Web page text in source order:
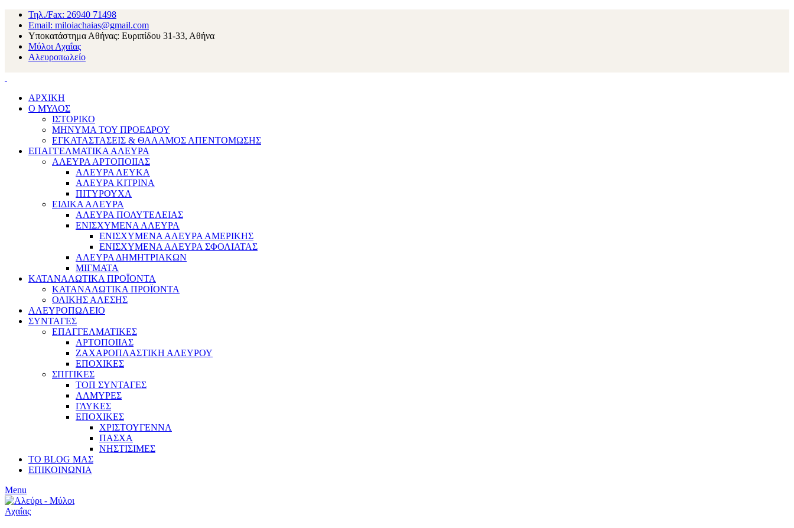
Τηλ./Fax: 26940 71498
Email: miloiachaias@gmail.com
Υποκατάστημα Αθήνας: Ευριπίδου 31-33, Αθήνα
Μύλοι Αχαΐας
Αλευροπωλείο
ΑΡΧΙΚΗ
Ο ΜΥΛΟΣ
ΙΣΤΟΡΙΚΟ
ΜΗΝΥΜΑ ΤΟΥ ΠΡΟΕΔΡΟΥ
ΕΓΚΑΤΑΣΤΑΣΕΙΣ & ΘΑΛΑΜΟΣ ΑΠΕΝΤΟΜΩΣΗΣ
ΕΠΑΓΓΕΛΜΑΤΙΚΑ ΑΛΕΥΡΑ
ΑΛΕΥΡΑ ΑΡΤΟΠΟΙΙΑΣ
ΑΛΕΥΡΑ ΛΕΥΚΑ
ΑΛΕΥΡΑ ΚΙΤΡΙΝΑ
ΠΙΤΥΡΟΥΧΑ
ΕΙΔΙΚΑ ΑΛΕΥΡΑ
ΑΛΕΥΡΑ ΠΟΛΥΤΕΛΕΙΑΣ
ΕΝΙΣΧΥΜΕΝΑ ΑΛΕΥΡΑ
ΕΝΙΣΧΥΜΕΝΑ ΑΛΕΥΡΑ ΑΜΕΡΙΚΗΣ
ΕΝΙΣΧΥΜΕΝΑ ΑΛΕΥΡΑ ΣΦΟΛΙΑΤΑΣ
ΑΛΕΥΡΑ ΔΗΜΗΤΡΙΑΚΩΝ
ΜΙΓΜΑΤΑ
ΚΑΤΑΝΑΛΩΤΙΚΑ ΠΡΟΪΟΝΤΑ
ΚΑΤΑΝΑΛΩΤΙΚΑ ΠΡΟΪΟΝΤΑ
ΟΛΙΚΗΣ ΑΛΕΣΗΣ
ΑΛΕΥΡΟΠΩΛΕΙΟ
ΣΥΝΤΑΓΕΣ
ΕΠΑΓΓΕΛΜΑΤΙΚΕΣ
ΑΡΤΟΠΟΙΙΑΣ
ΖΑΧΑΡΟΠΛΑΣΤΙΚΗ ΑΛΕΥΡΟΥ
ΕΠΟΧΙΚΕΣ
ΣΠΙΤΙΚΕΣ
ΤΟΠ ΣΥΝΤΑΓΕΣ
ΑΛΜΥΡΕΣ
ΓΛΥΚΕΣ
ΕΠΟΧΙΚΕΣ
ΧΡΙΣΤΟΥΓΕΝΝΑ
ΠΑΣΧΑ
ΝΗΣΤΙΣΙΜΕΣ
ΤΟ BLOG ΜΑΣ
ΕΠΙΚΟΙΝΩΝΙΑ
Menu